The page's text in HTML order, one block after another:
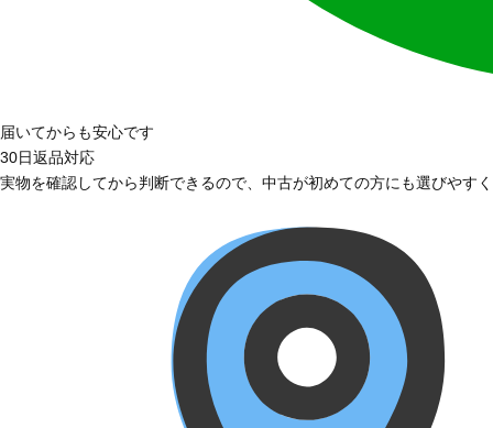
届いてからも安心です
30日返品対応
実物を確認してから判断できるので、中古が初めての方にも選びやす